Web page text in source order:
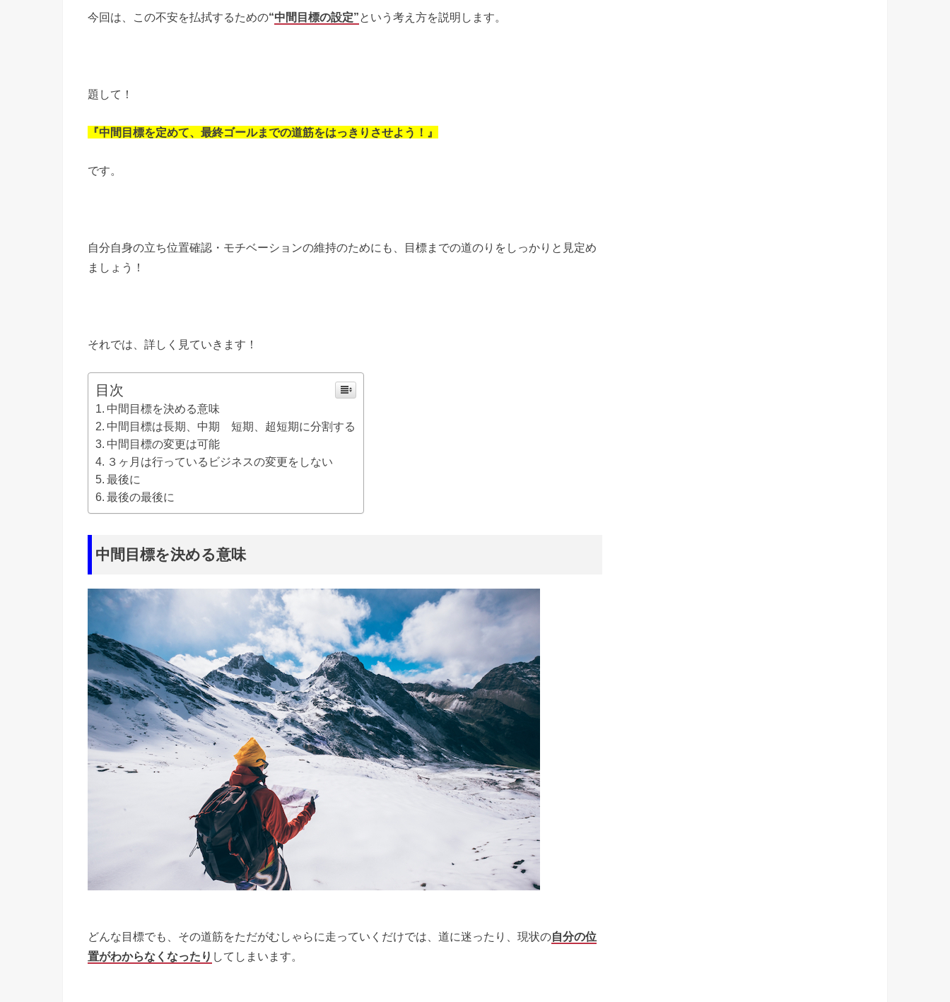
今回は、この不安を払拭するための“中間目標の設定”という考え方を説明します。
題して！
『中間目標を定めて、最終ゴールまでの道筋をはっきりさせよう！』
です。
自分自身の立ち位置確認・モチベーションの維持のためにも、目標までの道のりをしっかりと見定め
ましょう！
それでは、詳しく見ていきます！
目次
中間目標を決める意味
中間目標は長期、中期 短期、超短期に分割する
中間目標の変更は可能
３ヶ月は行っているビジネスの変更をしない
最後に
最後の最後に
中間目標を決める意味
どんな目標でも、その道筋をただがむしゃらに走っていくだけでは、道に迷ったり、現状の自分の位
置がわからなくなったり してしまいます。